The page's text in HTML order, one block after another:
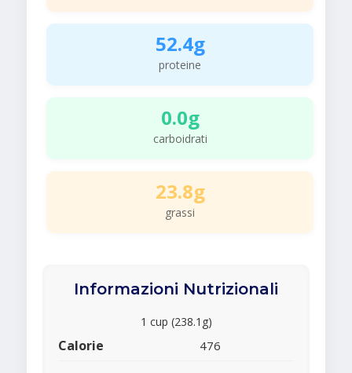
52.4g
proteine
0.0g
carboidrati
23.8g
grassi
Informazioni Nutrizionali
1 cup (238.1g)
Calorie 476